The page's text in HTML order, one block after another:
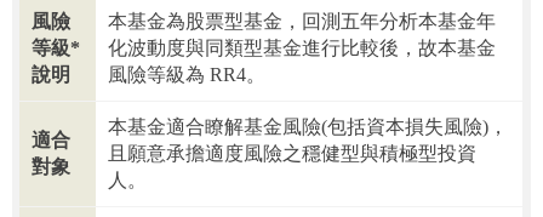
風險
等級*
說明
本基金為股票型基金，回測五年分析本基金年
化波動度與同類型基金進行比較後，故本基金
風險等級為 RR4。
適合
對象
本基金適合瞭解基金風險(包括資本損失風險)，
且願意承擔適度風險之穩健型與積極型投資
人。